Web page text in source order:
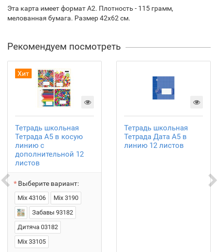
Эта карта имеет формат А2. Плотность - 115 грамм,
мелованная бумага. Размер 42х62 см.
Рекомендуем посмотреть
Хит
Тетрадь школьная
Тетрада А5 в косую
линию с
дополнительной 12
листов
Выберите вариант:
Mix 43106
Mix 3190
Забавы 93182
Дитяча 03182
Mix 33105
Тетрадь школьная
Тетрада Дата А5 в
линию 12 листов